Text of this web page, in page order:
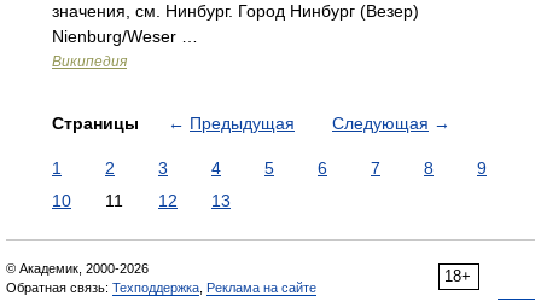
значения, см. Нинбург. Город Нинбург (Везер)
Nienburg/Weser …
Википедия
Страницы ← Предыдущая Следующая →
1 2 3 4 5 6 7 8
9
10
11 12 13
18+
© Академик, 2000-2026
Обратная связь: Техподдержка Реклама на сайте